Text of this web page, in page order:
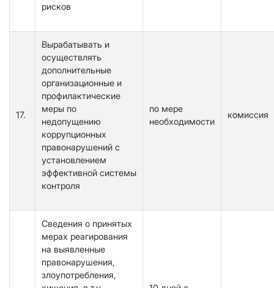
рисков
17.
Вырабатывать и
осуществлять
дополнительные
организационные и
профилактические
меры по
недопущению
коррупционных
правонарушений с
установлением
эффективной системы
контроля
по мере
необходимости
комиссия
Сведения о принятых
мерах реагирования
на выявленные
правонарушения,
злоупотребления,